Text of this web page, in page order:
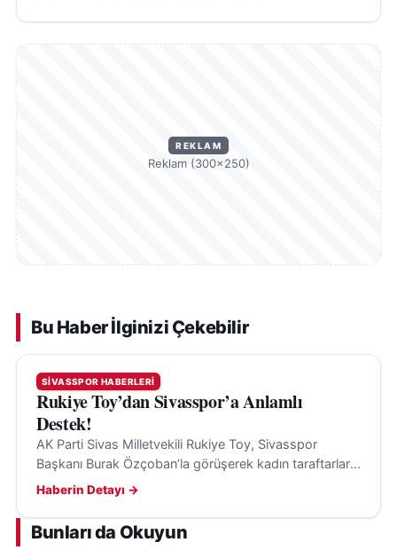
REKLAM
Reklam (300×250)
Bu Haber İlginizi Çekebilir
SIVASSPOR HABERLERI
Rukiye Toy’dan Sivasspor’a Anlamlı
Destek!
AK Parti Sivas Milletvekili Rukiye Toy, Sivasspor
Başkanı Burak Özçoban’la görüşerek kadın taraftarların
maçları tribünden izlemesi için loca desteği sağladı.
Haberin Detayı →
Bunları da Okuyun